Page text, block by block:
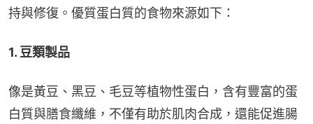
持與修復。優質蛋白質的食物來源如下：
1. 豆類製品
像是黃豆、黑豆、毛豆等植物性蛋白，含有豐富的蛋
白質與膳食纖維，不僅有助於肌肉合成，還能促進腸